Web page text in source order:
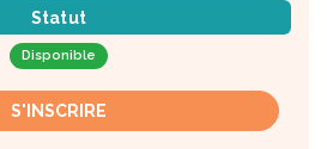
Statut
Disponible
S'INSCRIRE